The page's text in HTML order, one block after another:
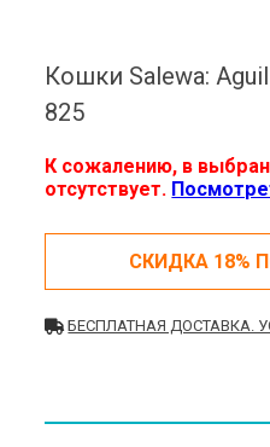
Кошки Salewa:
825
К сожалению, в
отсутствует.
СКИДКА 18%
БЕСПЛАТНАЯ ДОСТАВКА.